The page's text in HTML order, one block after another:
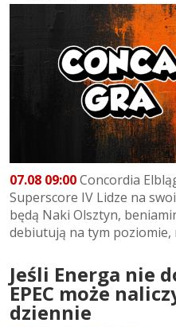
07.08 09:00Concordia
Superscore IV Lidze na
będą Naki Olsztyn,
debiutują na tym poziomie,
Jeśli Energa nie
EPEC może
dziennie